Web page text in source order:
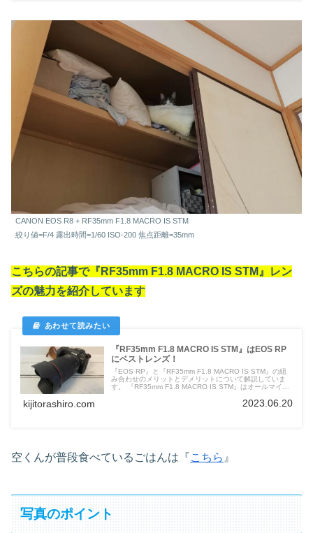
CANON EOS R8 + RF35mm F1.8 MACRO IS STM
絞り値=F/4 露出時間=1/60 ISO-200 焦点距離=35mm
こちらの記事で『RF35mm F1.8 MACRO IS STM』レン
ズの魅力を紹介しています
『RF35mm F1.8 MACRO IS STM』はEOS RP
にベストレンズ！
『EOS RP』と『RF35mm F1.8 MACRO IS STM』の組
み合わせのメリットとデメリットについて解説していま
す。 『RF35mm F1.8 MACRO IS STM』はオールマイテ
kijitorashiro.com 2023.06.20
空くんが普段食べているごはんは『こちら 』
写真のポイント